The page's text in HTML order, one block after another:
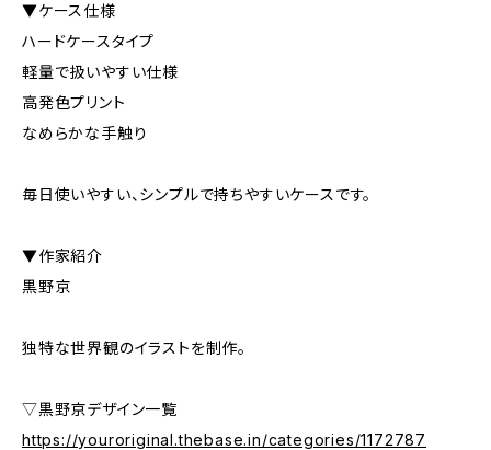
▼ケース仕様
ハードケースタイプ
軽量で扱いやすい仕様
高発色プリント
なめらかな手触り
毎日使いやすい、シンプルで持ちやすいケースです。
▼作家紹介
黒野京
独特な世界観のイラストを制作。
▽黒野京デザイン一覧
https://youroriginal.thebase.in/categories/1172787